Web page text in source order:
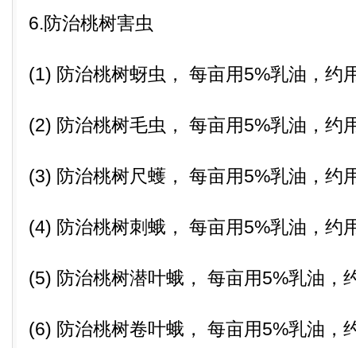
6.防治桃树害虫
(1) 防治桃树蚜虫， 每亩用5%乳油，约
(2) 防治桃树毛虫， 每亩用5%乳油，约
(3) 防治桃树尺蠖， 每亩用5%乳油，约
(4) 防治桃树刺蛾， 每亩用5%乳油，约
(5) 防治桃树潜叶蛾， 每亩用5%乳油，
(6) 防治桃树卷叶蛾， 每亩用5%乳油，